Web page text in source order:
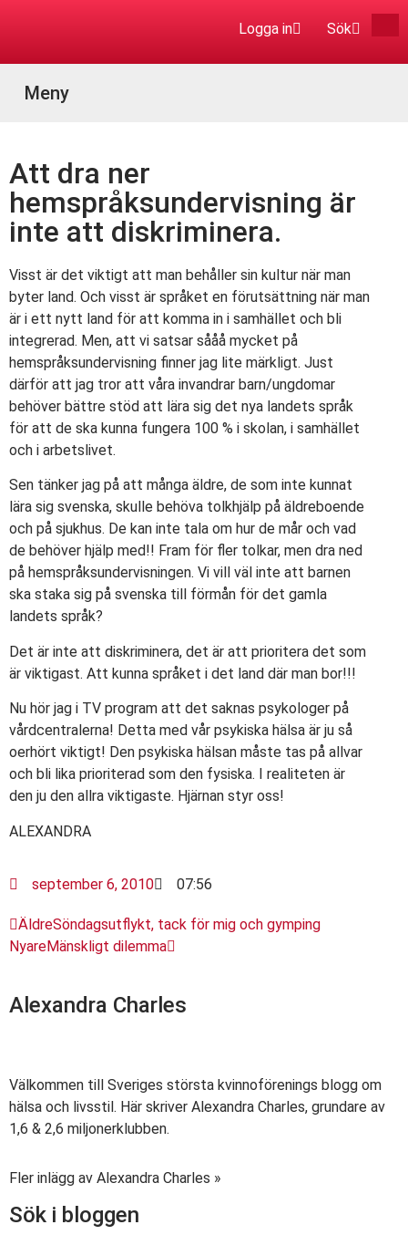
Logga in Sök
Att dra ner
hemspråksundervisning är
inte att diskriminera.
Visst är det viktigt att man behåller sin kultur när man
byter land. Och visst är språket en förutsättning när man
är i ett nytt land för att komma in i samhället och bli
integrerad. Men, att vi satsar sååå mycket på
hemspråksundervisning finner jag lite märkligt. Just
därför att jag tror att våra invandrar barn/ungdomar
behöver bättre stöd att lära sig det nya landets språk
för att de ska kunna fungera 100 % i skolan, i samhället
och i arbetslivet.
Sen tänker jag på att många äldre, de som inte kunnat
lära sig svenska, skulle behöva tolkhjälp på äldreboende
och på sjukhus. De kan inte tala om hur de mår och vad
de behöver hjälp med!! Fram för fler tolkar, men dra ned
på hemspråksundervisningen. Vi vill väl inte att barnen
ska staka sig på svenska till förmån för det gamla
landets språk?
Det är inte att diskriminera, det är att prioritera det som
är viktigast. Att kunna språket i det land där man bor!!!
Nu hör jag i TV program att det saknas psykologer på
vårdcentralerna! Detta med vår psykiska hälsa är ju så
oerhört viktigt! Den psykiska hälsan måste tas på allvar
och bli lika prioriterad som den fysiska. I realiteten är
den ju den allra viktigaste. Hjärnan styr oss!
ALEXANDRA
september 6, 2010 07:56
ÄldreSöndagsutflykt, tack för mig och gymping
NyareMänskligt dilemma
Alexandra Charles
Välkommen till Sveriges största kvinnoförenings blogg om
hälsa och livsstil. Här skriver Alexandra Charles, grundare av
1,6 & 2,6 miljonerklubben.
Fler inlägg av Alexandra Charles »
Sök i bloggen